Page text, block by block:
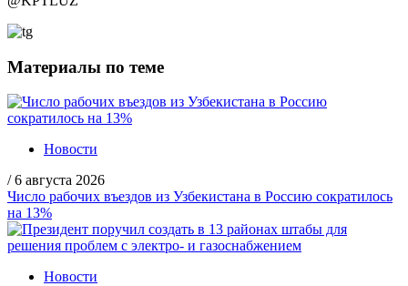
Материалы по теме
Новости
/ 6 августа 2026
Число рабочих въездов из Узбекистана в Россию сократилось
на 13%
Новости